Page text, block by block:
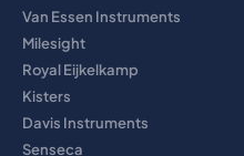
Van Essen Instruments
Milesight
Royal Eijkelkamp
Kisters
Davis Instruments
Senseca